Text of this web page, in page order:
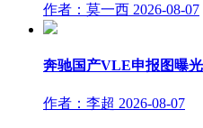
作者：莫一西 2026-08-07
奔驰国产VLE申报图曝
作者：李超 2026-08-07